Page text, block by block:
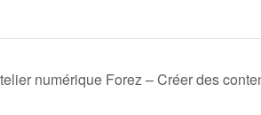
numérique Forez – Créer des